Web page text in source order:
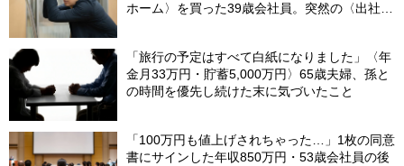
ホーム〉を買った39歳会社員。突然の〈出社
「旅行の予定はすべて白紙になりました」〈年
金月33万円・貯蓄5,000万円〉65歳夫婦、孫と
の時間を優先し続けた末に気づいたこと
「100万円も値上げされちゃった…」1枚の同意
書にサインした年収850万円・53歳会社員の後